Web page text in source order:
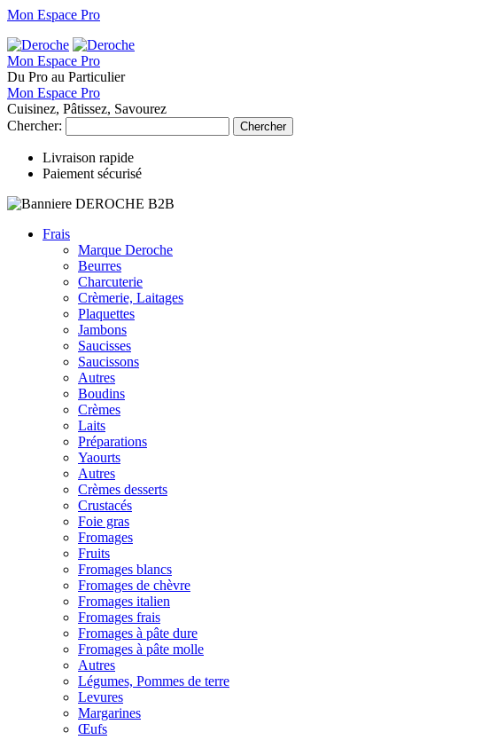
Mon Espace Pro
Mon Espace Pro
Du Pro au Particulier
Mon Espace Pro
Cuisinez, Pâtissez, Savourez
Chercher:
Chercher
Livraison rapide
Paiement sécurisé
Frais
Marque Deroche
Beurres
Charcuterie
Crèmerie, Laitages
Plaquettes
Jambons
Saucisses
Saucissons
Autres
Boudins
Crèmes
Laits
Préparations
Yaourts
Autres
Crèmes desserts
Crustacés
Foie gras
Fromages
Fruits
Fromages blancs
Fromages de chèvre
Fromages italien
Fromages frais
Fromages à pâte dure
Fromages à pâte molle
Autres
Légumes, Pommes de terre
Levures
Margarines
Œufs